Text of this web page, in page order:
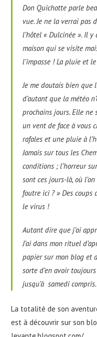
Don Quichotte parle
vue. Je ne la verrai pas
l’hôtel « Dulcinée ». Il
maison qui se visite
l’impasse ! La pluie et
Je me doutais bien que
d’autant que la météo
prochains jours. Elle ne
un vent de face à vous
rafales et une pluie à
Jamais sur tous les
conditions ; l’horreur
sont ces jours-là, où
foutre ici ? » Des
le virus !
Autant dire que j’ai
J’ai dans mon rituel
papier sur mon blog et
sorte d’en avoir
jusqu’à samedi compris.
La totalité de son
est à découvrir sur son